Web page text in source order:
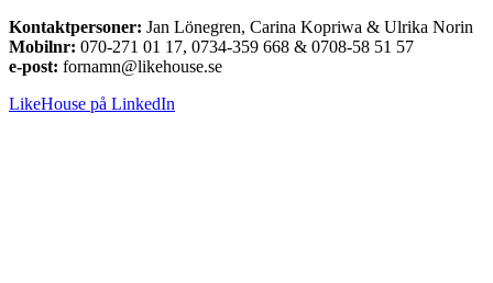
Kontaktpersoner: Jan Lönegren, Carina Kopriwa & Ulrika Norin
Mobilnr: 070-271 01 17, 0734-359 668 & 0708-58 51 57
e-post: fornamn@likehouse.se
LikeHouse på LinkedIn